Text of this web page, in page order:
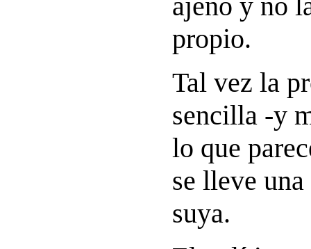
propio.
Tal vez la
sencilla -y
lo que
se lleve
suya.